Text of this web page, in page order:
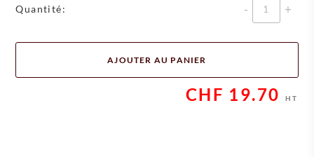
Quantité: Quantité
AJOUTER AU PANIER
CHF 19.70 HT